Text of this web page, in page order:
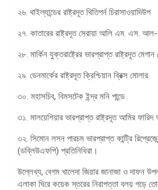
২৬. থাইল্যান্ডের রাষ্ট্রদূত থিতিপর্ন চিরাসাওয়াদিউপ
২৭. কাতারের রাষ্ট্রদূত সেরায়া আলি এম. এস. আল-
২৮. মার্কিন যুক্তরাষ্ট্রের ভারপ্রাপ্ত রাষ্ট্রদূত মেগান
২৯. ডেনমার্কের রাষ্ট্রদূত ক্রিশ্চিয়ান ব্রিক্স মোলার
৩০. মহাসচিব, বিমসটেক ইন্দ্র মনি পান্ডে
৩১. মালয়েশিয়ার ভারপ্রাপ্ত রাষ্ট্রদূত আমির
৩২. সিমোন লসন পারচম ভারপ্রাপ্ত কান্ট্রি
(ডব্লিউএফপি) প্রতিনিধিরা।
উল্লেখ্য, বেগম খালেদা জিয়ার জানাজা ও দাফন
এলাকা ঘিরে কয়েক স্তরের নিরাপত্তা বলয় গড়ে